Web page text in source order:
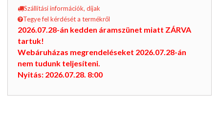
Szállítási információk, díjak
Tegye fel kérdését a termékről
2026.07.28-án kedden áramszünet miatt ZÁRVA
tartuk!
Webáruházas megrendeléseket 2026.07.28-án
nem tudunk teljesíteni.
Nyitás: 2026.07.28. 8:00